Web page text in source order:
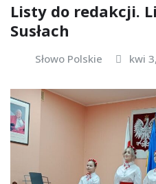
Listy do redakcji.
Susłach
Słowo Polskie kwi